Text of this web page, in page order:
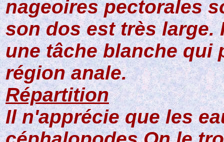
nageoires pectorales
son dos est très large.
une tâche blanche qui
région anale.
Répartition
Il n'apprécie que les